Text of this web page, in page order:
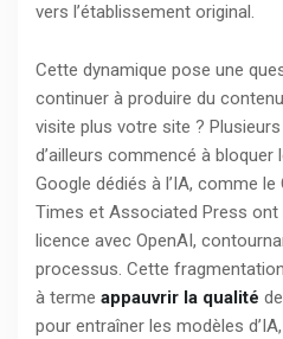
vers l’établissement original.
Cette dynamique pose une
continuer à produire du
visite plus votre site ?
d’ailleurs commencé à bloquer
Google dédiés à l’IA, comme
Times et Associated Press
licence avec OpenAI,
processus. Cette
à terme appauvrir la qualité
pour entraîner les modèles